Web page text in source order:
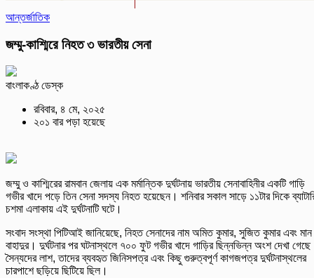
আন্তর্জাতিক
জম্মু-কাশ্মিরে নিহত ৩ ভারতীয় সেনা
বাংলাকণ্ঠ ডেস্ক
রবিবার, ৪ মে, ২০২৫
২০১ বার পড়া হয়েছে
জম্মু ও কাশ্মিরের রামবান জেলায় এক মর্মান্তিক দুর্ঘটনায় ভারতীয় সেনাবাহিনীর একটি গাড়ি
গভীর খাদে পড়ে তিন সেনা সদস্য নিহত হয়েছেন। শনিবার সকাল সাড়ে ১১টার দিকে
চশমা এলাকায় এই দুর্ঘটনাটি ঘটে।
সংবাদ সংস্থা পিটিআই জানিয়েছে, নিহত সেনাদের নাম অমিত কুমার, সুজিত কুমার এবং মান
বাহাদুর। দুর্ঘটনার পর ঘটনাস্থলে ৭০০ ফুট গভীর খাদে গাড়ির ছিন্নভিন্ন অংশ দেখা
সৈন্যদের লাশ, তাদের ব্যবহৃত জিনিসপত্র এবং কিছু গুরুত্বপূর্ণ কাগজপত্র দুর্ঘটনাস্থলের
চারপাশে ছড়িয়ে ছিটিয়ে ছিল।